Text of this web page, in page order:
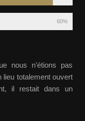
60%
nous n’étions pas
totalement ouvert
il restait dans un